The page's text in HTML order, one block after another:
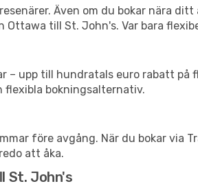
Även om du bokar nära
till St. John's. Var bara
– upp till hundratals euro rabatt på
bokningsalternativ.
före avgång. När du bokar via
att åka.
St. John's